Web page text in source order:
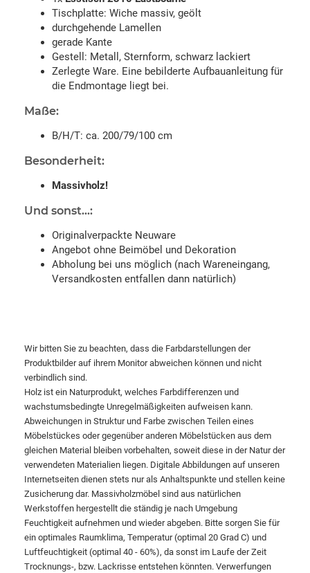
Tischplatte: Wiche massiv, geölt
durchgehende Lamellen
gerade Kante
Gestell: Metall, Sternform, schwarz lackiert
Zerlegte Ware. Eine bebilderte Aufbauanleitung für
die Endmontage liegt bei.
Maße:
B/H/T: ca. 200/79/100 cm
Besonderheit:
Massivholz!
Und sonst...:
Originalverpackte Neuware
Angebot ohne Beimöbel und Dekoration
Abholung bei uns möglich (nach Wareneingang,
Versandkosten entfallen dann natürlich)
Wir bitten Sie zu beachten, dass die Farbdarstellungen der
Produktbilder auf ihrem Monitor abweichen können und nicht
verbindlich sind.
Holz ist ein Naturprodukt, welches Farbdifferenzen und
wachstumsbedingte Unregelmäßigkeiten aufweisen kann.
Abweichungen in Struktur und Farbe zwischen Teilen eines
Möbelstückes oder gegenüber anderen Möbelstücken aus dem
gleichen Material bleiben vorbehalten, soweit diese in der Natur der
verwendeten Materialien liegen. Digitale Abbildungen auf unseren
Internetseiten dienen stets nur als Anhaltspunkte und stellen keine
Zusicherung dar. Massivholzmöbel sind aus natürlichen
Werkstoffen hergestellt die ständig je nach Umgebung
Feuchtigkeit aufnehmen und wieder abgeben. Bitte sorgen Sie für
ein optimales Raumklima, Temperatur (optimal 20 Grad C) und
Luftfeuchtigkeit (optimal 40 - 60%), da sonst im Laufe der Zeit
Trocknungs-, bzw. Lackrisse entstehen könnten. Verwerfungen